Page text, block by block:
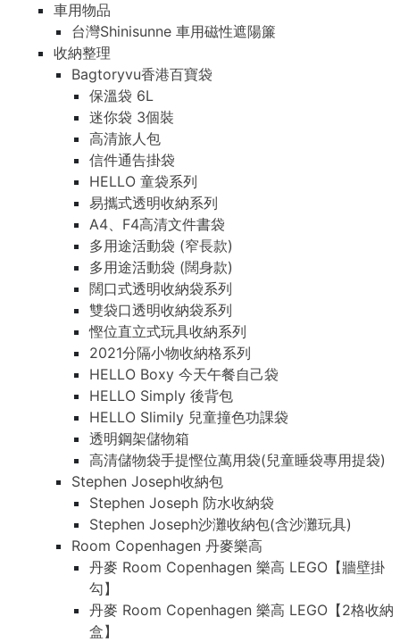
車用物品
台灣Shinisunne 車用磁性遮陽簾
收納整理
Bagtoryvu香港百寶袋
保溫袋 6L
迷你袋 3個裝
高清旅人包
信件通告掛袋
HELLO 童袋系列
易攜式透明收納系列
A4、F4高清文件書袋
多用途活動袋 (窄長款)
多用途活動袋 (闊身款)
闊口式透明收納袋系列
雙袋口透明收納袋系列
慳位直立式玩具收納系列
2021分隔小物收納格系列
HELLO Boxy 今天午餐自己袋
HELLO Simply 後背包
HELLO Slimily 兒童撞色功課袋
透明鋼架儲物箱
高清儲物袋手提慳位萬用袋(兒童睡袋專用提袋)
Stephen Joseph收納包
Stephen Joseph 防水收納袋
Stephen Joseph沙灘收納包(含沙灘玩具)
Room Copenhagen 丹麥樂高
丹麥 Room Copenhagen 樂高 LEGO【牆壁掛
勾】
丹麥 Room Copenhagen 樂高 LEGO【2格收納
盒】